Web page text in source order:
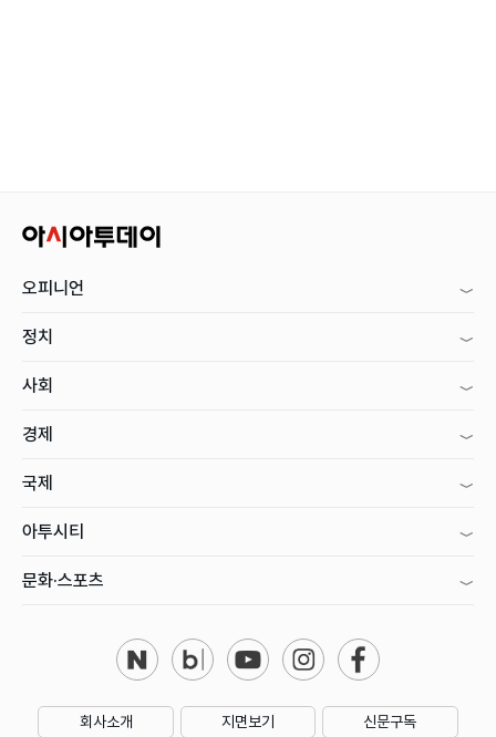
오피니언
정치
사회
경제
국제
아투시티
문화·스포츠
회사소개 지면보기 신문구독